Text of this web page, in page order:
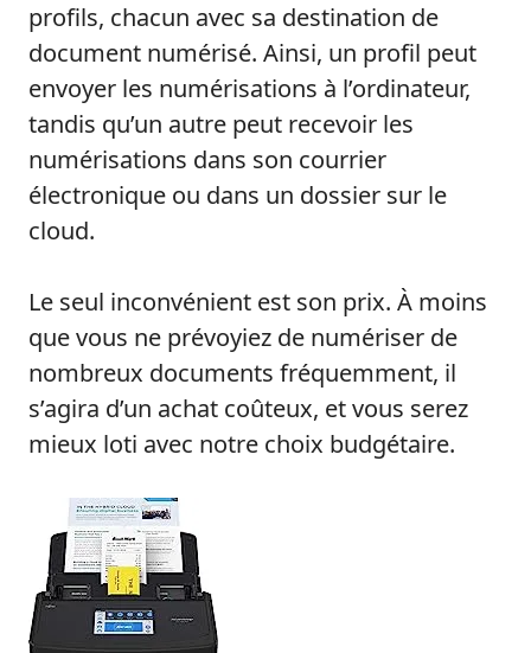
profils, chacun avec sa destination de
document numérisé. Ainsi, un profil peut
envoyer les numérisations à l’ordinateur,
tandis qu’un autre peut recevoir les
numérisations dans son courrier
électronique ou dans un dossier sur le
cloud.
Le seul inconvénient est son prix. À moins
que vous ne prévoyiez de numériser de
nombreux documents fréquemment, il
s’agira d’un achat coûteux, et vous serez
mieux loti avec notre choix budgétaire.